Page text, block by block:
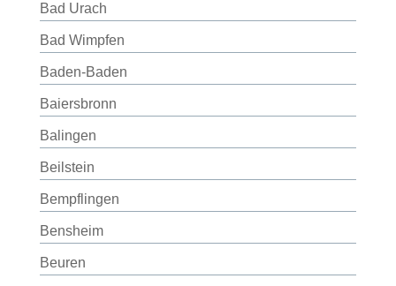
Bad Urach
Bad Wimpfen
Baden-Baden
Baiersbronn
Balingen
Beilstein
Bempflingen
Bensheim
Beuren